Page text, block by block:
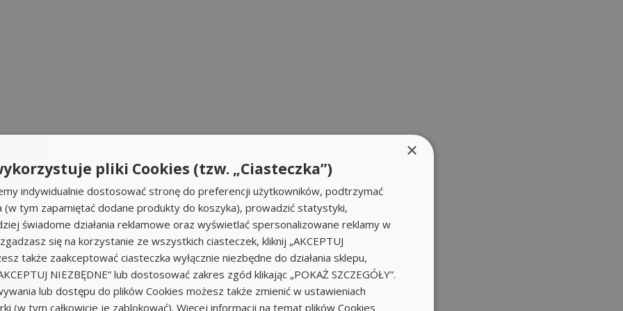
×
pliki Cookies (tzw. „Ciasteczka”)
indywidualnie dostosować stronę do preferencji użytkowników, podtrzymać
(w tym zapamiętać dodane produkty do koszyka), prowadzić statystyki,
świadome działania reklamowe oraz wyświetlać spersonalizowane reklamy w
się na korzystanie ze wszystkich ciasteczek, kliknij „AKCEPTUJ
także zaakceptować ciasteczka wyłącznie niezbędne do działania sklepu,
NIEZBĘDNE” lub dostosować zakres zgód klikając „POKAŻ SZCZEGÓŁY”.
lub dostępu do plików Cookies możesz także zmienić w ustawieniach
(w tym całkowicie je zablokować). Więcej informacji na temat plików Cookies